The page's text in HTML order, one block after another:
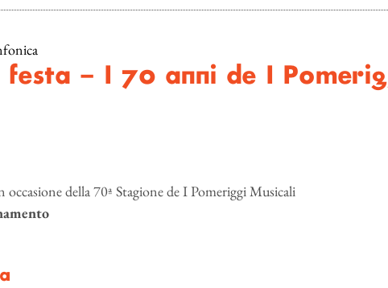
festa – I 70 anni de I
della 70ª Stagione de I Pomeriggi Musicali